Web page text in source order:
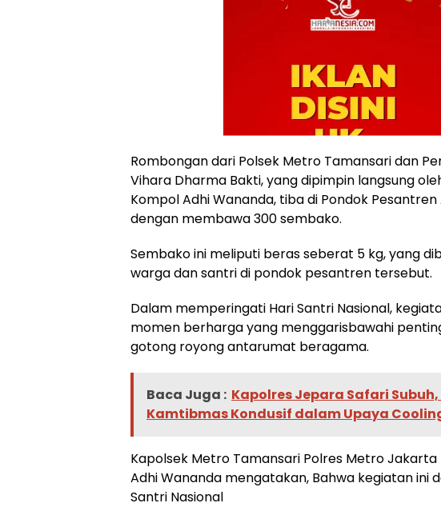
Rombongan dari Polsek Metro Tamansari dan
Vihara Dharma Bakti, yang dipimpin langsung
Kompol Adhi Wananda, tiba di Pondok Pesantren
dengan membawa 300 sembako.
Sembako ini meliputi beras seberat 5 kg, yang
warga dan santri di pondok pesantren tersebut.
Dalam memperingati Hari Santri Nasional,
momen berharga yang menggarisbawahi
gotong royong antarumat beragama.
Baca Juga : Kapolres Jepara Safari
Kamtibmas Kondusif dalam Upaya
Kapolsek Metro Tamansari Polres Metro
Adhi Wananda mengatakan, Bahwa kegiatan ini
Santri Nasional